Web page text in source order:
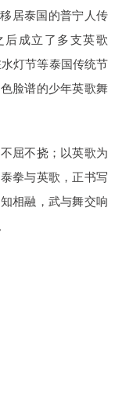
居泰国的普宁人传
后成立了多支英歌
灯节等泰国传统节
脸谱的少年英歌舞
屈不挠；以英歌为
拳与英歌，正书写
相融，武与舞交响